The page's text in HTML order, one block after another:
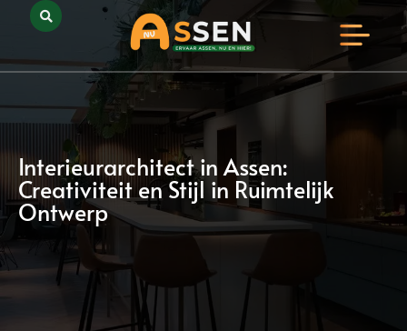
Interieurarchitect in Assen:
Creativiteit en Stijl in Ruimtelijk
Ontwerp